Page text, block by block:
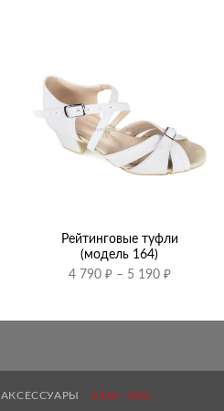
Рейтинговые туфли
(модель 164)
4 790 ₽ – 5 190 ₽
5
АКСЕССУАРЫ SALE -30%